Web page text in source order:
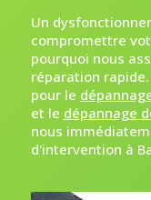
Un
compromettre
pourquoi nous
réparation
pour le
et le dépannage
nous
d'intervention à